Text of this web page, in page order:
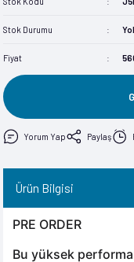
Stok Durumu
Fiyat
Yorum Yap Paylaş
Ürün Bilgisi
PRE ORDER
Bu yüksek